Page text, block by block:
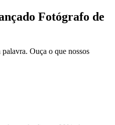
Fotógrafo de
palavra. Ouça o que nossos